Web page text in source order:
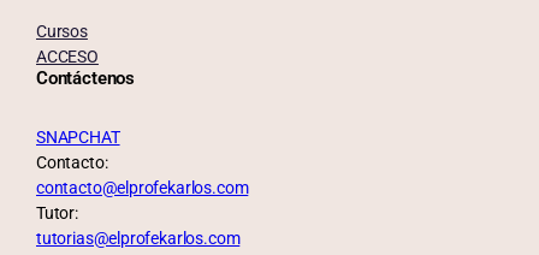
Cursos
ACCESO
Contáctenos
SNAPCHAT
Contacto:
contacto@elprofekarlos.com
Tutor:
tutorias@elprofekarlos.com